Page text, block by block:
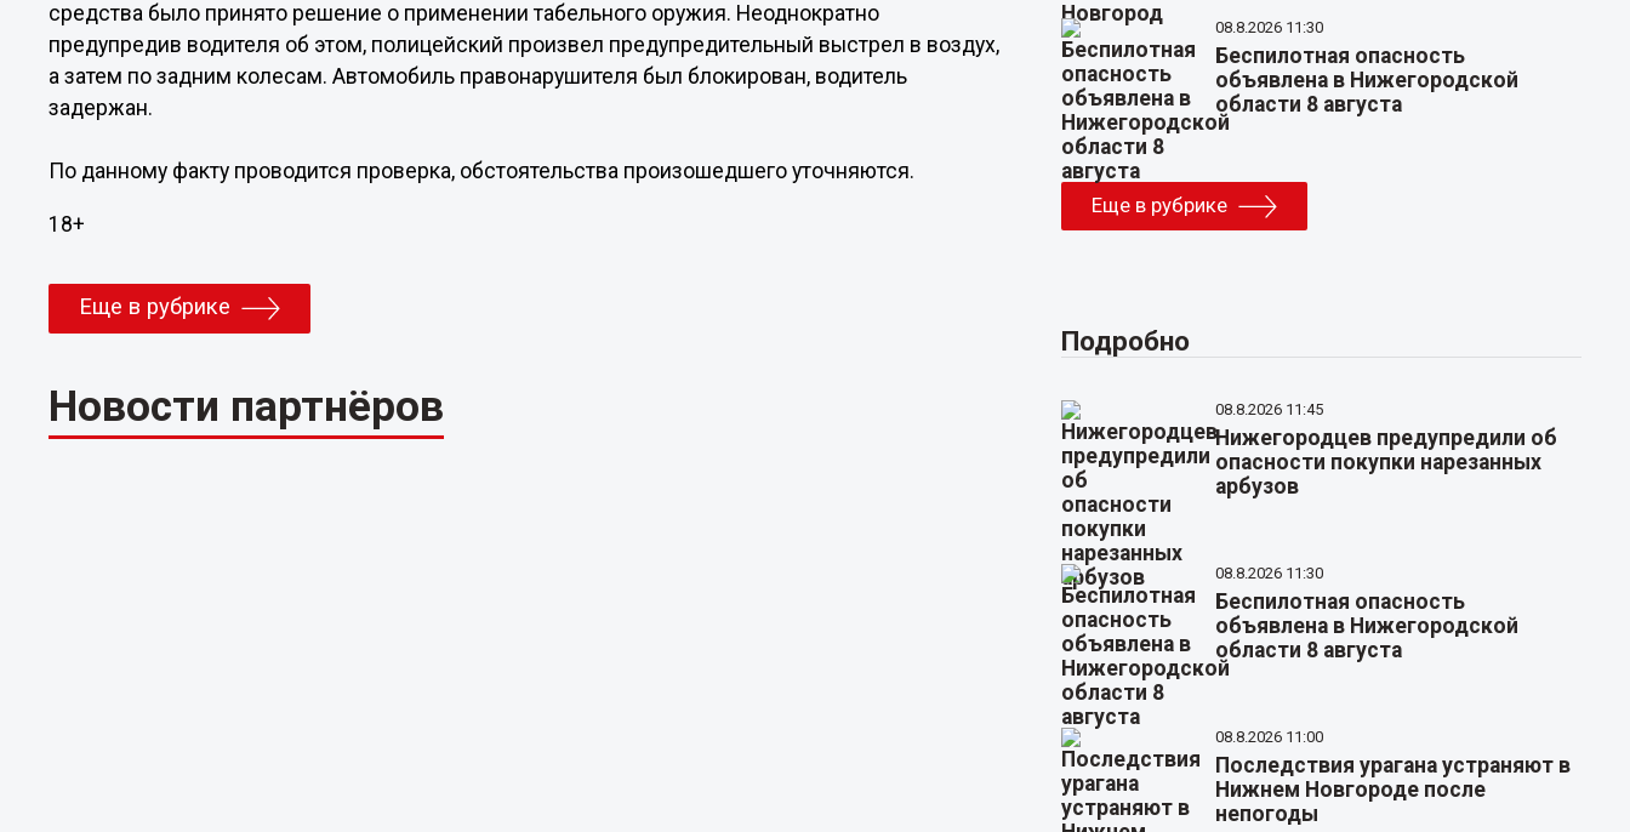
средства было принято решение о применении табельного оружия. Неоднократно
предупредив водителя об этом, полицейский произвел предупредительный выстрел в воздух,
а затем по задним колесам. Автомобиль правонарушителя был блокирован, водитель
задержан.
По данному факту проводится проверка, обстоятельства произошедшего уточняются.
18+
Еще в рубрике
Новости партнёров
08.8.2026 11:30
Беспилотная опасность
объявлена в Нижегородской
области 8 августа
Еще в рубрике
Подробно
08.8.2026 11:45
Нижегородцев предупредили об
опасности покупки нарезанных
арбузов
08.8.2026 11:30
Беспилотная опасность
объявлена в Нижегородской
области 8 августа
08.8.2026 11:00
Последствия урагана устраняют в
Нижнем Новгороде после
непогоды